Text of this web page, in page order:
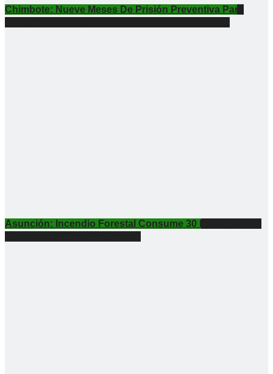
Chimbote: Nueve Meses De Prisión Preventiva Para
Asunción: Incendio Forestal Consume 30 Hectáreas De